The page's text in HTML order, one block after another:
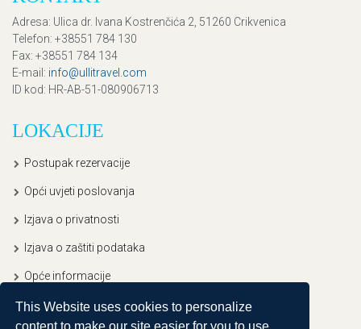
This Website uses cookies to personalize
content to make our site easier for you to use.
Adresa: Ulica dr. Ivana Kostrenčića 2, 51260 Crikvenica
Telefon: +38551 784 130
Fax: +38551 784 134
E-mail : info@ullitravel.com
ID kod: HR-AB-51-080906713
LOKACIJE
Postupak rezervacije
Opći uvjeti poslovanja
Izjava o privatnosti
Izjava o zaštiti podataka
Opće informacije